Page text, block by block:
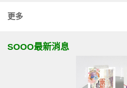
更多
SOOO最新消息